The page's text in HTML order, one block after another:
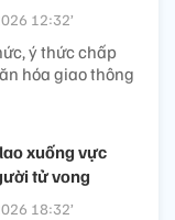
12:32’
ý thức chấp
hóa giao thông
xuống vực
tử vong
18:32’